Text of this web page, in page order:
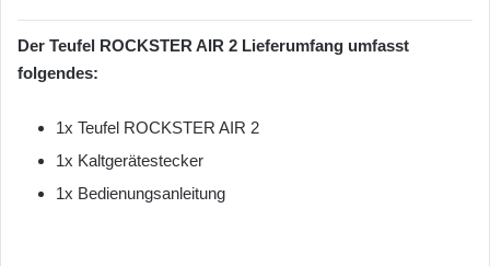
Der Teufel ROCKSTER AIR 2 Lieferumfang umfasst
folgendes:
1x Teufel ROCKSTER AIR 2
1x Kaltgerätestecker
1x Bedienungsanleitung